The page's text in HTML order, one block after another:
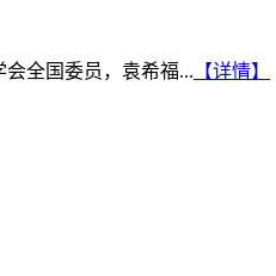
全国委员，袁希福... 【详情】